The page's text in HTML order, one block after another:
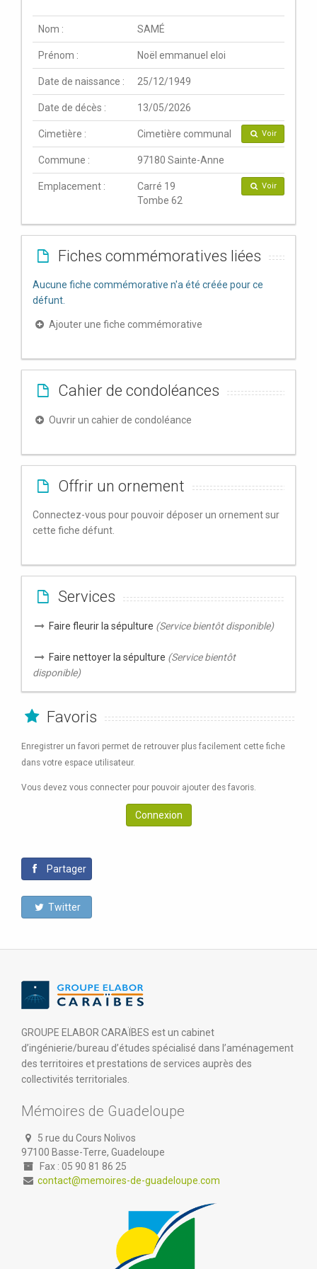
Nom : SAMÉ
Prénom : Noël emmanuel eloi
Date de naissance : 25/12/1949
Date de décès : 13/05/2026
Cimetière : Cimetière communal Voir
Commune : 97180 Sainte-Anne
Emplacement :
Carré 19
Tombe 62
Voir
Fiches commémoratives liées
Aucune fiche commémorative n'a été créée pour ce
défunt.
Ajouter une fiche commémorative
Cahier de condoléances
Ouvrir un cahier de condoléance
Offrir un ornement
Connectez-vous pour pouvoir déposer un ornement sur
cette fiche défunt.
Services
Faire fleurir la sépulture (Service bientôt disponible)
Faire nettoyer la sépulture (Service bientôt
disponible)
Favoris
Enregistrer un favori permet de retrouver plus facilement cette fiche
dans votre espace utilisateur.
Vous devez vous connecter pour pouvoir ajouter des favoris.
Connexion
Partager
Twitter
GROUPE ELABOR CARAÏBES est un cabinet
d’ingénierie/bureau d’études spécialisé dans l’aménagement
des territoires et prestations de services auprès des
collectivités territoriales.
Mémoires de Guadeloupe
5 rue du Cours Nolivos
97100 Basse-Terre, Guadeloupe
Fax : 05 90 81 86 25
contact@memoires-de-guadeloupe.com